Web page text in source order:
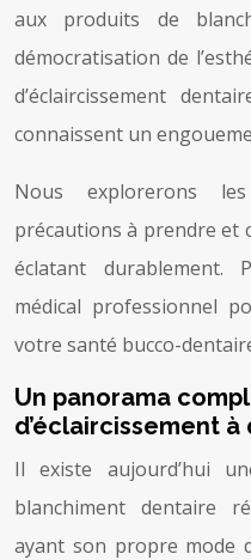
aux produits de
démocratisation de
d’éclaircissement
connaissent un
Nous explorerons
précautions à prendre et
éclatant durablement.
médical professionnel
votre santé bucco-
Un panorama
d’éclaircissement
Il existe aujourd’hui
blanchiment dentaire
ayant son propre mode